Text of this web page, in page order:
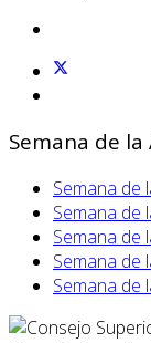
Semana de
Semana de
Semana de
Semana de
Semana de
Semana de